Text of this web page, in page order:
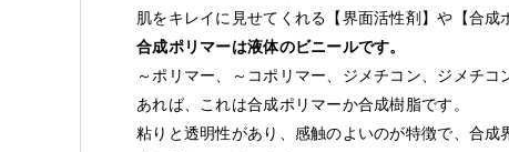
肌をキレイに見せてくれる【界面活性剤】や【合成
合成ポリマーは液体のビニールです。
～ポリマー、～コポリマー、ジメチコン、ジメチ
あれば、これは合成ポリマーか合成樹脂です。
粘りと透明性があり、感触のよいのが特徴で、合